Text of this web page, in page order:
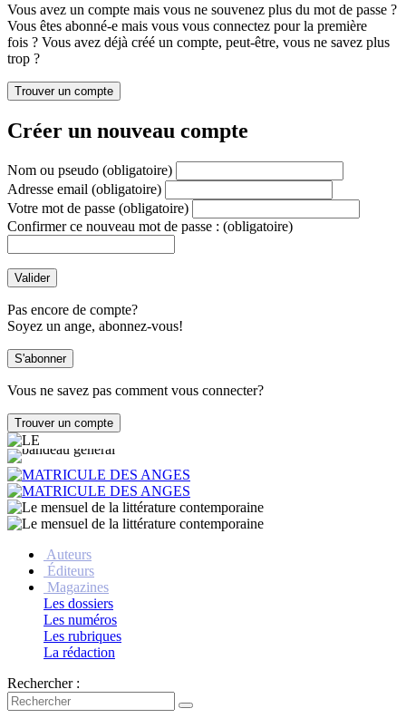
Vous avez un compte mais vous ne souvenez plus du mot de passe ?
Vous êtes abonné-e mais vous vous connectez pour la première
fois ? Vous avez déjà créé un compte, peut-être, vous ne savez plus
trop ?
Créer un nouveau compte
Nom ou pseudo (obligatoire)
Adresse email (obligatoire)
Votre mot de passe (obligatoire)
Confirmer ce nouveau mot de passe : (obligatoire)
Pas encore de compte?
Soyez un ange, abonnez-vous!
Vous ne savez pas comment vous connecter?
Auteurs
Éditeurs
Magazines
Les dossiers
Les numéros
Les rubriques
La rédaction
Rechercher :